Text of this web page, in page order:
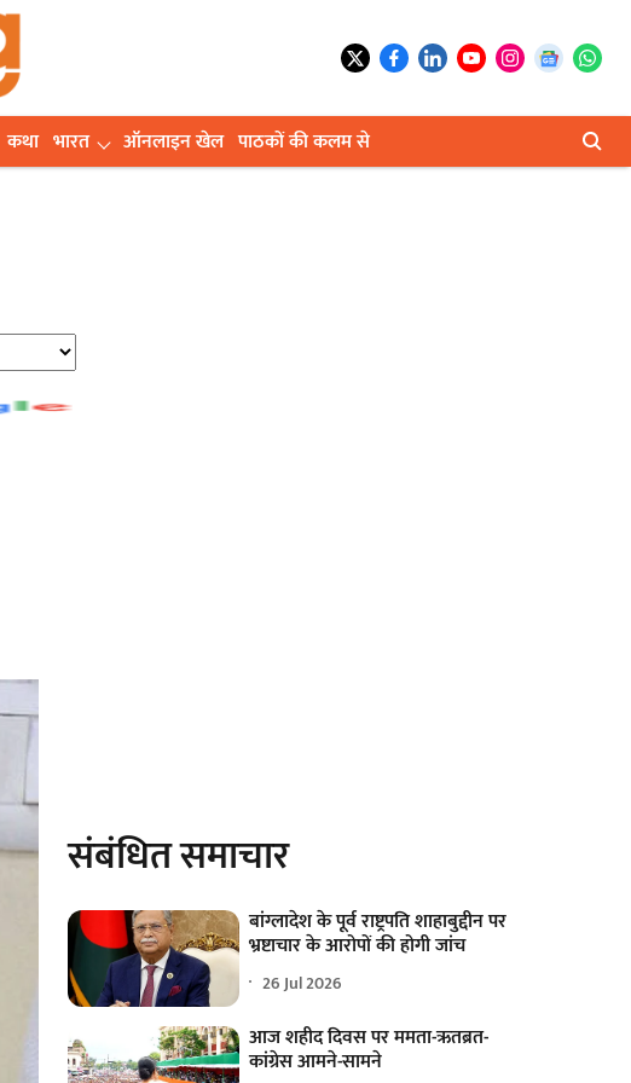
कथा भारत ऑनलाइन खेल पाठकों की कलम से
संबंधित समाचार
बांग्लादेश के पूर्व राष्ट्रपति शाहाबुद्दीन पर
भ्रष्टाचार के आरोपों की होगी जांच
26 Jul 2026
आज शहीद दिवस पर ममता-ऋतब्रत-
कांग्रेस आमने-सामने